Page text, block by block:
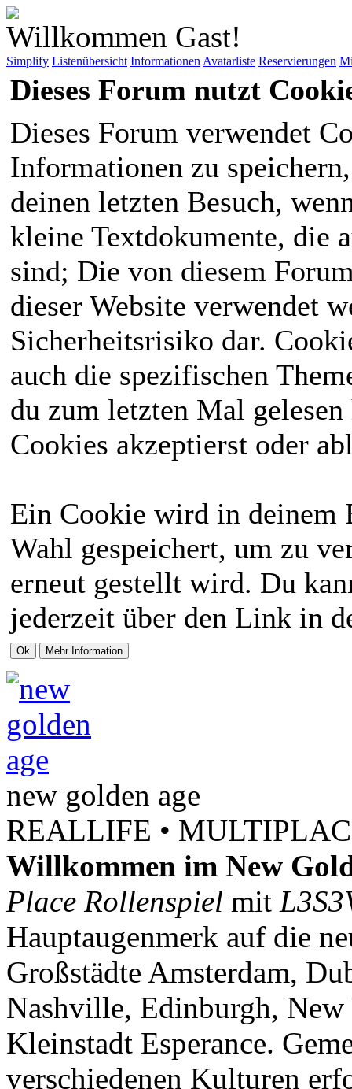
Willkommen Gast!
Simplify Listenübersicht Informationen Avatarliste Reservierungen
Dieses Forum nutzt
Dieses Forum verwendet
Informationen zu
deinen letzten Besuch,
kleine Textdokumente, die
sind; Die von diesem
dieser Website verwendet
Sicherheitsrisiko dar.
auch die spezifischen
du zum letzten Mal
Cookies akzeptierst oder
Ein Cookie wird in deinem
Wahl gespeichert, um zu
erneut gestellt wird. Du
jederzeit über den Link in
new golden age
REALLIFE •
Willkommen im New
Place Rollenspiel mit
Hauptaugenmerk auf die
Großstädte Amsterdam,
Nashville, Edinburgh,
Kleinstadt Esperance.
verschiedenen Kulturen